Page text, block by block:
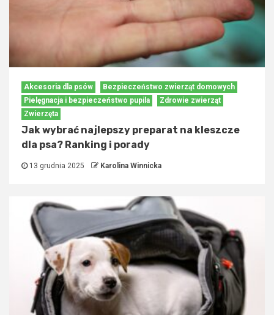
Akcesoria dla psów
Bezpieczeństwo zwierząt domowych
Pielęgnacja i bezpieczeństwo pupila
Zdrowie zwierząt
Zwierzęta
Jak wybrać najlepszy preparat na kleszcze
dla psa? Ranking i porady
13 grudnia 2025 Karolina Winnicka